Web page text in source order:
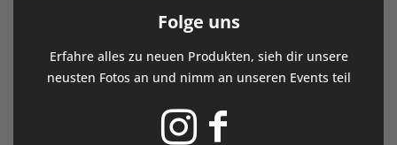
Folge uns
Erfahre alles zu neuen Produkten, sieh dir unsere
neusten Fotos an und nimm an unseren Events teil